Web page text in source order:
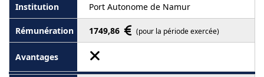
Port Autonome de Namur
1749,86 (pour la période exercée)